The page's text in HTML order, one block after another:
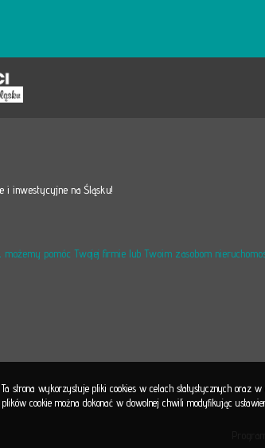
i inwestycyjne na Śląsku!
pomóc Twojej firmie lub Twoim zasobom
Ta strona wykorzystuje pliki cookies w celach statystycznych oraz
plików cookie można dokonać w dowolnej chwili modyfikując